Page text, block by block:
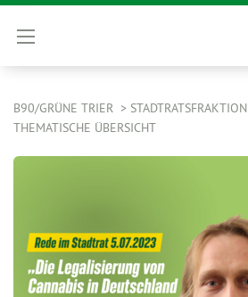
B90/GRÜNE TRIER
STADTRATSFRAKTION
THEMATISCHE ÜBERSICHT